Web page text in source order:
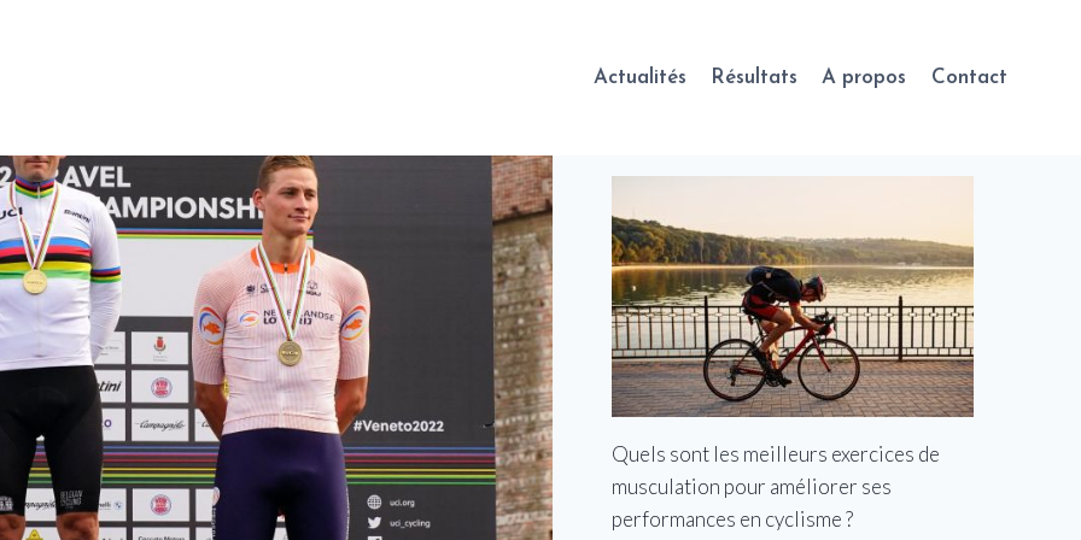
Actualités Résultats A propos Contact
Quels sont les meilleurs exercices de
musculation pour améliorer ses
performances en cyclisme ?